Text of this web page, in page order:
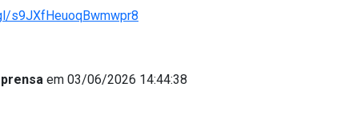
s9JXfHeuoqBwmwpr8
em 03/06/2026 14:44:38